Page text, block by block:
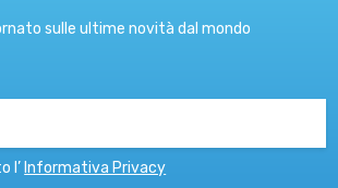
sulle ultime novità dal mondo
l’ Informativa Privacy